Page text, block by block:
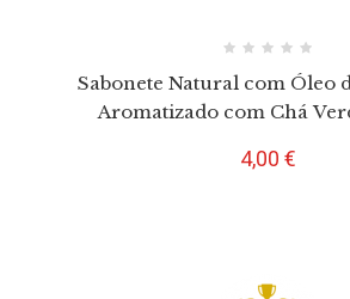
Sabonete Natural com Óleo
Aromatizado com Chá
Preço
4,00 €